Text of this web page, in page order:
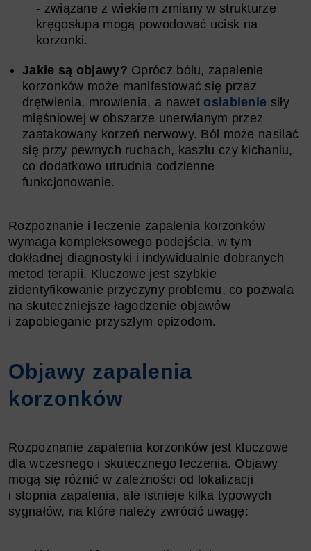
- związane z wiekiem zmiany w strukturze
kręgosłupa mogą powodować ucisk na
korzonki.
Jakie są objawy? Oprócz bólu, zapalenie
korzonków może manifestować się przez
drętwienia, mrowienia, a nawet osłabienie siły
mięśniowej w obszarze unerwianym przez
zaatakowany korzeń nerwowy. Ból może nasilać
się przy pewnych ruchach, kaszlu czy kichaniu,
co dodatkowo utrudnia codzienne
funkcjonowanie.
Rozpoznanie i leczenie zapalenia korzonków
wymaga kompleksowego podejścia, w tym
dokładnej diagnostyki i indywidualnie dobranych
metod terapii. Kluczowe jest szybkie
zidentyfikowanie przyczyny problemu, co pozwala
na skuteczniejsze łagodzenie objawów
i zapobieganie przyszłym epizodom.
Objawy zapalenia
korzonków
Rozpoznanie zapalenia korzonków jest kluczowe
dla wczesnego i skutecznego leczenia. Objawy
mogą się różnić w zależności od lokalizacji
i stopnia zapalenia, ale istnieje kilka typowych
sygnałów, na które należy zwrócić uwagę: